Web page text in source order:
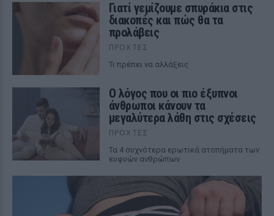
Γιατί γεμίζουμε σπυράκια στις
διακοπές και πώς θα τα
προλάβεις
ΠΡΟΧΤΈΣ
Τι πρέπει να αλλάξεις
Ο λόγος που οι πιο έξυπνοι
άνθρωποι κάνουν τα
μεγαλύτερα λάθη στις σχέσεις
ΠΡΟΧΤΈΣ
Τα 4 συχνότερα ερωτικά ατοπήματα των
ευφυών ανθρώπων